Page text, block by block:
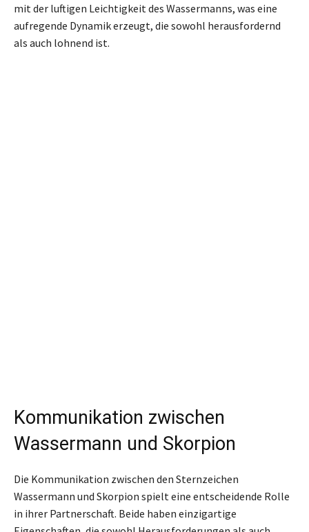
mit der luftigen Leichtigkeit des Wassermanns, was eine
aufregende Dynamik erzeugt, die sowohl herausfordernd
als auch lohnend ist.
Kommunikation zwischen
Wassermann und Skorpion
Die Kommunikation zwischen den Sternzeichen
Wassermann und Skorpion spielt eine entscheidende Rolle
in ihrer Partnerschaft. Beide haben einzigartige